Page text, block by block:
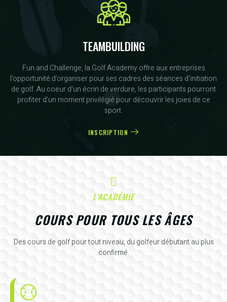
TEAMBUILDING
Fun and Challenge, la Golf Academy offre aux entreprises
l'opportunité d'organiser pour ses cadres des séances d'initiation
de golf. Au coeur d'un écrin de verdure, les participants pourront
profiter d'un moment privilégié pour découvrir les joies de ce
sport.
INSCRIPTION
L'ACADÉMIE
COURS POUR TOUS LES ÂGES
Des cours de golf pour tout niveau, du golfeur débutant au plus
confirmé.